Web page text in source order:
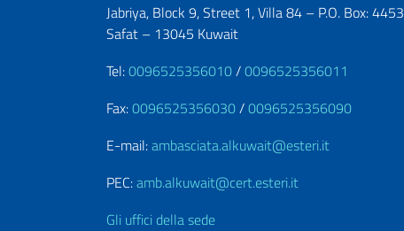
Jabriya, Block 9, Street 1, Villa 84 – P.O. Box: 4453
Safat – 13045 Kuwait
Tel:0096525356010/0096525356011
Fax:0096525356030/0096525356090
E-mail:ambasciata.alkuwait@esteri.it
PEC:amb.alkuwait@cert.esteri.it
Gli uffici della sede